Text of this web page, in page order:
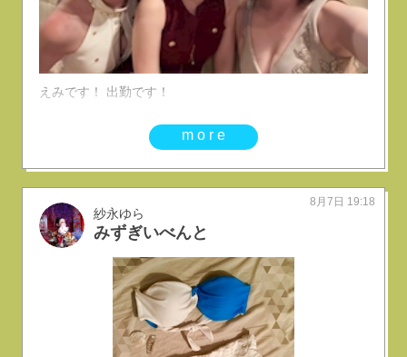
えみです！ 出勤です！
more
紗永ゆら
みずぎいべんと
8月7日 19:18